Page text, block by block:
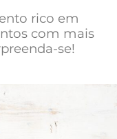
rico em
com mais
se!